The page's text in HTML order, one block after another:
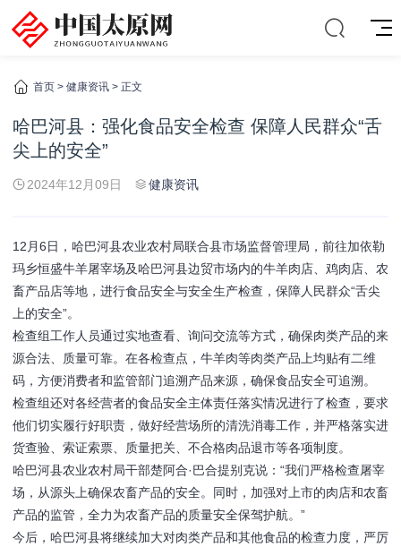
首页 > 健康资讯 > 正文
哈巴河县：强化食品安全检查 保障人民群众“舌
尖上的安全”
2024年12月09日 健康资讯
12月6日，哈巴河县农业农村局联合县市场监督管理局，前往加依勒
玛乡恒盛牛羊屠宰场及哈巴河县边贸市场内的牛羊肉店、鸡肉店、农
畜产品店等地，进行食品安全与安全生产检查，保障人民群众“舌尖
上的安全”。
检查组工作人员通过实地查看、询问交流等方式，确保肉类产品的来
源合法、质量可靠。在各检查点，牛羊肉等肉类产品上均贴有二维
码，方便消费者和监管部门追溯产品来源，确保食品安全可追溯。
检查组还对各经营者的食品安全主体责任落实情况进行了检查，要求
他们切实履行好职责，做好经营场所的清洗消毒工作，并严格落实进
货查验、索证索票、质量把关、不合格肉品退市等各项制度。
哈巴河县农业农村局干部楚阿合·巴合提别克说：“我们严格检查屠宰
场，从源头上确保农畜产品的安全。同时，加强对上市的肉店和农畜
产品的监管，全力为农畜产品的质量安全保驾护航。”
今后，哈巴河县将继续加大对肉类产品和其他食品的检查力度，严厉